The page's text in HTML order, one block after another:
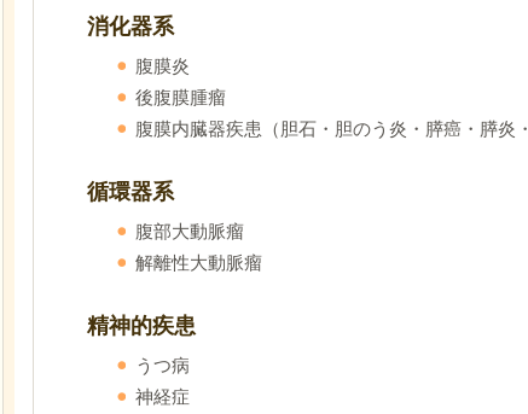
消化器系
腹膜炎
後腹膜腫瘤
腹膜内臓器疾患（胆石・胆のう炎・膵癌・膵炎
循環器系
腹部大動脈瘤
解離性大動脈瘤
精神的疾患
うつ病
神経症